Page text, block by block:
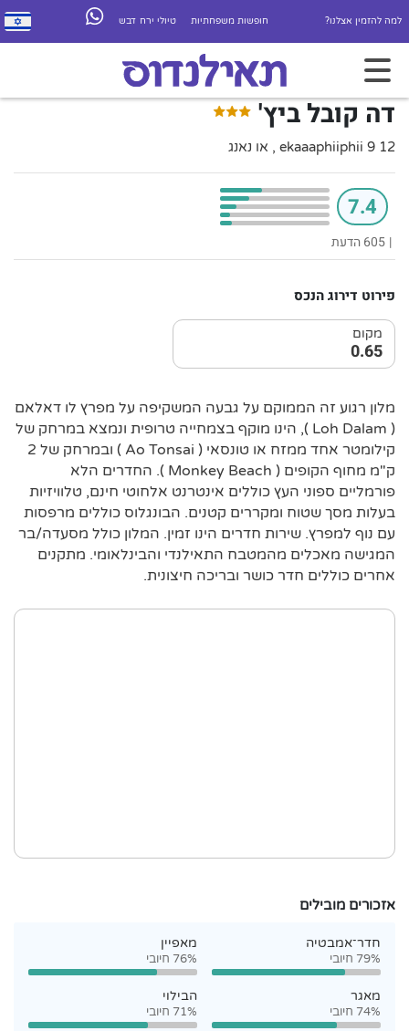
למה להזמין אצלנו? חופשות משפחתיות טיולי ירח דבש
דה קובל ביץ'
ekaaaphiiphii 9 12 , או נאנג
7.4
| 605 הדעת
פירוט דירוג הנכס
מקום
0.65
מלון רגוע זה הממוקם על גבעה המשקיפה על מפרץ לו דאלאם
( Loh Dalam ), הינו מוקף בצמחייה טרופית ונמצא במרחק של
קילומטר אחד ממזח או טונסאי ( Ao Tonsai ) ובמרחק של 2
ק"מ מחוף הקופים ( Monkey Beach ). החדרים הלא
פורמליים ספוני העץ כוללים אינטרנט אלחוטי חינם, טלוויזיות
בעלות מסך שטוח ומקררים קטנים. הבונגלוס כוללים מרפסות
עם נוף למפרץ. שירות חדרים הינו זמין. המלון כולל מסעדה/בר
המגישה מאכלים מהמטבח התאילנדי והבינלאומי. מתקנים
אחרים כוללים חדר כושר ובריכה חיצונית.
אזכורים מובילים
חדר־אמבטיה
79% חיובי
מאפיין
76% חיובי
מאגר
74% חיובי
הבילוי
71% חיובי